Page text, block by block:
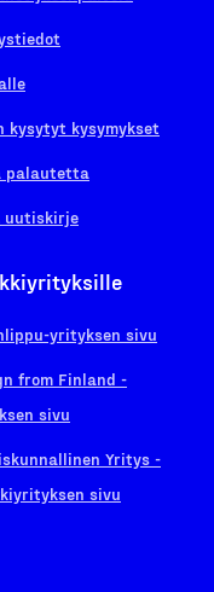
kysytyt kysymykset
palautetta
uutiskirje
yrityksen sivu
from Finland -
sivu
Yritys -
sivu